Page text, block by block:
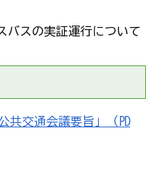
バスの実証運行について
共交通会議要旨」（PD